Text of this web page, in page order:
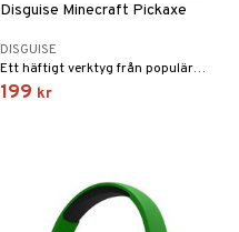
Disguise Minecraft Pickaxe
DISGUISE
Ett häftigt verktyg från populära Minecraft.
199 kr